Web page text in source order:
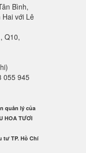
Bình,
với Lê
Q10,
055 945
quản lý của
HOA TƯƠI
tư TP. Hồ Chí